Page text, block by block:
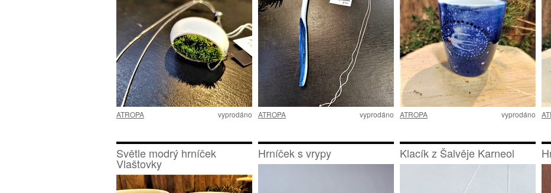
ATROPA vyprodáno ATROPA vyprodáno ATROPA vyprodáno
Světle modrý hrníček
Vlaštovky
Hrníček s vrypy Klacík z Šalvěje Karneol